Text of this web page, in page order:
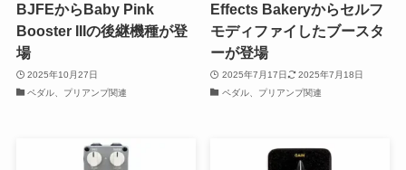
BJFEからBaby Pink
Booster IIIの後継機種が登
場
2025年10月27日
ペダル、プリアンプ関連
Effects Bakeryからセルフ
モディファイしたブースタ
ーが登場
2025年7月17日
2025年7月18日
ペダル、プリアンプ関連